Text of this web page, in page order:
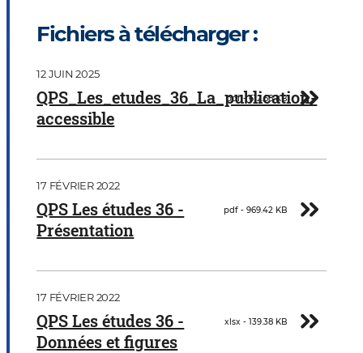
Fichiers à télécharger :
Document
Télécharger
QPS_Les_etudes_36_La_publication-
accessible
pdf - 612.68 KB
12 JUIN 2025
Document
Télécharger
QPS Les études 36 -
Présentation
pdf - 969.42 KB
17 FÉVRIER 2022
Document
Télécharger
QPS Les études 36 -
Données et figures
xlsx - 139.38 KB
17 FÉVRIER 2022